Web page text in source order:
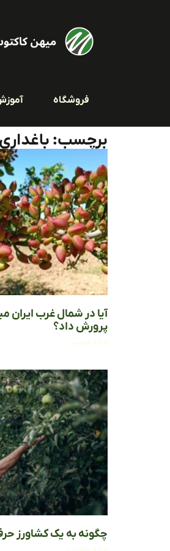
فروشگاه
برچسب: باغداری
آیا در شمال غرب ایران
پرورش داد؟
ادامه مطلب »
چگونه به یک کشاورز